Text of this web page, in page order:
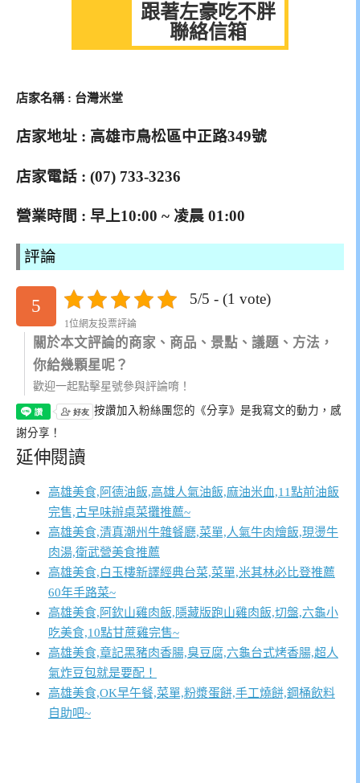
跟著左豪吃不胖
聯絡信箱
店家名稱 : 台灣米堂
店家地址 : 高雄市鳥松區中正路349號
店家電話 : (07) 733-3236
營業時間 : 早上10:00 ~ 凌晨 01:00
評論
5 5/5 - (1 vote)
1位網友投票評論
關於本文評論的商家、商品、景點、議題、方法，
你給幾顆星呢？
歡迎一起點擊星號參與評論唷！
按讚加入粉絲團 您的《分享》是我寫文的動力，感
謝分享！
延伸閱讀
高雄美食,阿德油飯,高雄人氣油飯,麻油米血,11點前油飯
完售,古早味辦桌菜攤推薦~
高雄美食,清真潮州牛雜餐廳,菜單,人氣牛肉燴飯,現燙牛
肉湯,衛武營美食推薦
高雄美食,白玉樓新譯經典台菜,菜單,米其林必比登推薦
60年手路菜~
高雄美食,阿欽山雞肉飯,隱藏版跑山雞肉飯,切盤,六龜小
吃美食,10點甘蔗雞完售~
高雄美食,章記黑豬肉香腸,臭豆腐,六龜台式烤香腸,超人
氣炸豆包就是要配！
高雄美食,OK早午餐,菜單,粉漿蛋餅,手工燒餅,鋼桶飲料
自助吧~